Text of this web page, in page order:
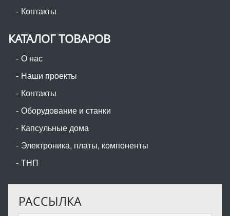
Контакты
КАТАЛОГ ТОВАРОВ
О нас
Наши проекты
Контакты
Оборудование и станки
Капсульные дома
Электроника, платы, компоненты
ТНП
РАССЫЛКА